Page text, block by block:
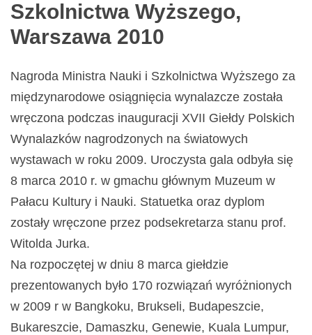
Szkolnictwa Wyższego,
Warszawa 2010
Nagroda Ministra Nauki i Szkolnictwa Wyższego za
międzynarodowe osiągnięcia wynalazcze została
wręczona podczas inauguracji XVII Giełdy Polskich
Wynalazków nagrodzonych na światowych
wystawach w roku 2009. Uroczysta gala odbyła się
8 marca 2010 r. w gmachu głównym Muzeum w
Pałacu Kultury i Nauki. Statuetka oraz dyplom
zostały wręczone przez podsekretarza stanu prof.
Witolda Jurka.
Na rozpoczętej w dniu 8 marca giełdzie
prezentowanych było 170 rozwiązań wyróżnionych
w 2009 r w Bangkoku, Brukseli, Budapeszcie,
Bukareszcie, Damaszku, Genewie, Kuala Lumpur,